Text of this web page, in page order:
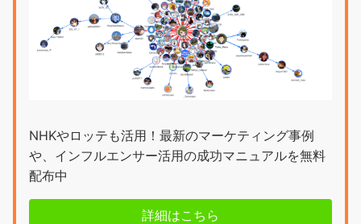
NHKやロッテも活用！最新のマーケティング事例
や、インフルエンサー活用の成功マニュアルを無料
配布中
詳細はこちら